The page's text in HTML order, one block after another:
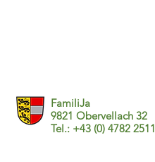
FamiliJa
9821 Obervellach 32
Tel.: +43 (0) 4782 2511